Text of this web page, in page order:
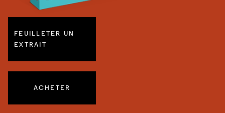
FEUILLETER UN
EXTRAIT
ACHETER